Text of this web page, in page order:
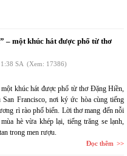
– một khúc hát được phổ từ thơ
1:38 SA (Xem: 17386)
một khúc hát được phổ từ thơ Đặng Hiền,
Francisco, nơi ký ức hòa cùng tiếng
rì rào phố biển. Lời thơ mang đến nỗi
hè vừa khép lại, tiếng trăng se lạnh,
trong men rượu.
Đọc thêm